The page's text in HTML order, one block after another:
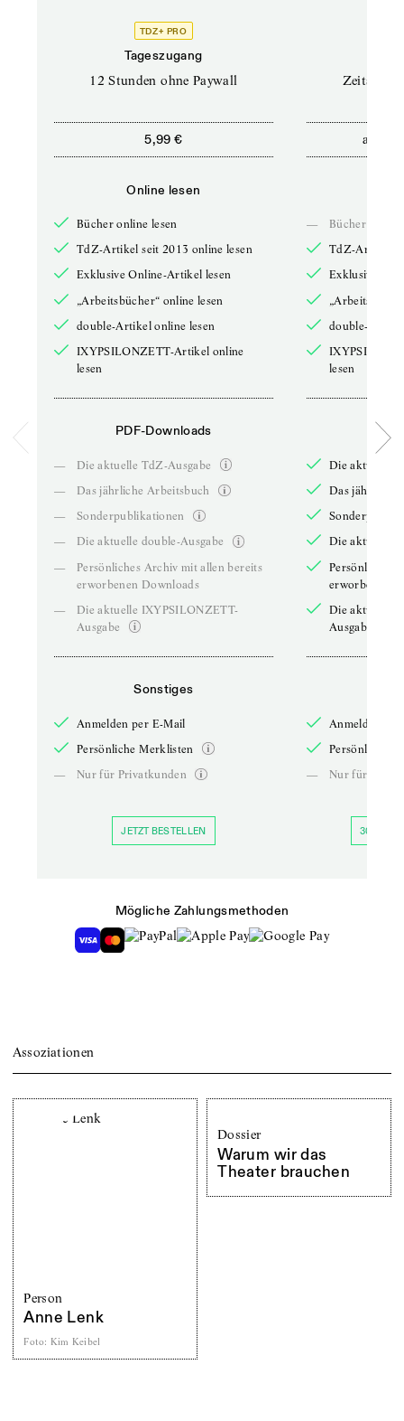
TDZ+ PRO
Tageszugang
12 Stunden ohne Paywall
5,99 €
Online lesen
Bücher online lesen
TdZ-Artikel seit 2013 online lesen
Exklusive Online-Artikel lesen
„Arbeitsbücher“ online lesen
double-Artikel online lesen
IXYPSILONZETT-Artikel online
lesen
PDF-Downloads
—
Die aktuelle TdZ-Ausgabe
—
Das jährliche Arbeitsbuch
—
Sonderpublikationen
—
Die aktuelle double-Ausgabe
—
Persönliches Archiv mit allen bereits
erworbenen Downloads
—
Die aktuelle IXYPSILONZETT-
Ausgabe
Sonstiges
Anmelden per E-Mail
Persönliche Merklisten
—
Nur für Privatkunden
JETZT BESTELLEN
ab
—
Bücher online
TdZ-Artikel
Exklusive
double-
lesen
Die aktuelle
Das jährliche
Die aktuelle
Persönliches
erworbenen
Die aktuelle
Ausgabe
Anmelden
Persönliche
—
Nur für
30 TAGE
Mögliche Zahlungsmethoden
Assoziationen
Person
Anne Lenk
Foto: Kim Keibel
Dossier
Warum wir das
Theater brauchen